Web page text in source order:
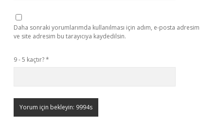
Daha sonraki yorumlarımda kullanılması için adım, e-posta adresim
ve site adresim bu tarayıcıya kaydedilsin.
9 - 5 kaçtır?*